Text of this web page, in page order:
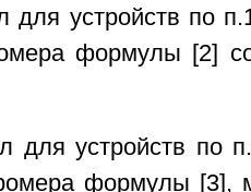
для устройств по
формулы [2]
для устройств по
формулы [3],